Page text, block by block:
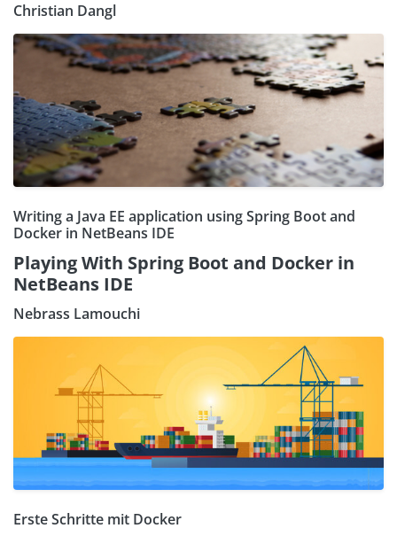
Christian Dangl
Writing a Java EE application using Spring Boot and
Docker in NetBeans IDE
Playing With Spring Boot and Docker in
NetBeans IDE
Nebrass Lamouchi
Erste Schritte mit Docker